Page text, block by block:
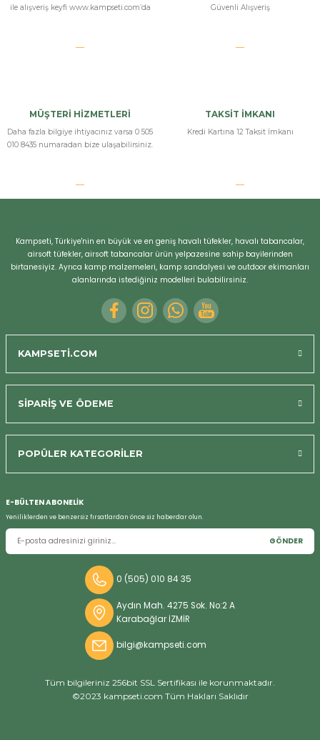
ile alışveriş keyfi www.kampseti.com’da
Güvenli Alışveriş
MÜŞTERİ HİZMETLERİ
Daha fazla bilgiye ihtiyacınız varsa 0 505
010 8435 numaradan bize ulaşabilirsiniz.
TAKSİT İMKANI
Kredi Kartına 12 Taksit İmkanı
Kampseti, Türkiye'nin en büyük ve en geniş havalı tüfekler, havalı tabancalar,
airsoft tüfekler, airsoft tabancalar ürün yelpazesine sahip bayilerinden
birtanesiyiz. Ayrıca kamp malzemeleri, kamp sandalyesi ve outdoor ekimanları
alanlarında istediğiniz modelleri bulabilirsiniz.
KAMPSETİ.COM
SİPARİŞ VE ÖDEME
POPÜLER KATEGORİLER
E-BÜLTEN ABONELİK
Yeniliklerden ve benzersiz fırsatlardan önce siz haberdar olun.
GÖNDER
0 (505) 010 84 35
Aydın Mah. 4275 Sok. No:2 A
Karabağlar İZMİR
bilgi@kampseti.com
Tüm bilgileriniz 256bit SSL Sertifikası ile korunmaktadır.
©2023 kampseti.com Tüm Hakları Saklıdır